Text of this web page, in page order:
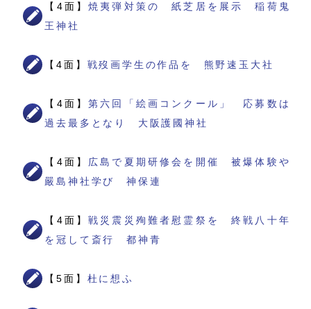
【4面】焼夷弾対策の 紙芝居を展示 稲荷鬼
王神社
【4面】 戦歿画学生の作品を 熊野速玉大社
【4面】第六回「絵画コンクール」 応募数は
過去最多となり 大阪護國神社
【4面】 広島で夏期研修会を開催 被爆体験や
嚴島神社学び 神保連
【4面】戦災震災殉難者慰霊祭を 終戦八十年
を冠して斎行 都神青
【5面】 杜に想ふ